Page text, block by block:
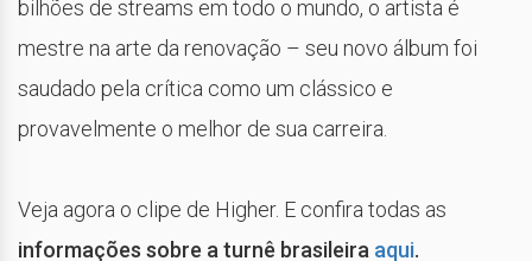
bilhões de streams em todo o mundo, o artista é
mestre na arte da renovação – seu novo álbum foi
saudado pela crítica como um clássico e
provavelmente o melhor de sua carreira.
Veja agora o clipe de Higher. E confira todas as
informações sobre a turnê brasileira aqui.